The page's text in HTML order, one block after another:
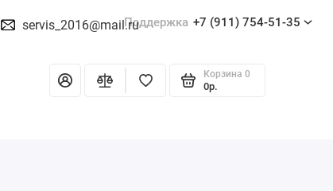
servis_2016@mail.ruПоддержка +7 (911) 754-51-35
Корзина 0
0р.